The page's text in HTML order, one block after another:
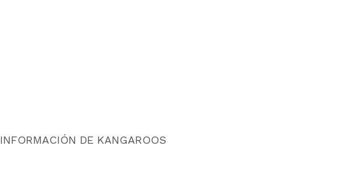
INFORMACIÓN DE KANGAROOS